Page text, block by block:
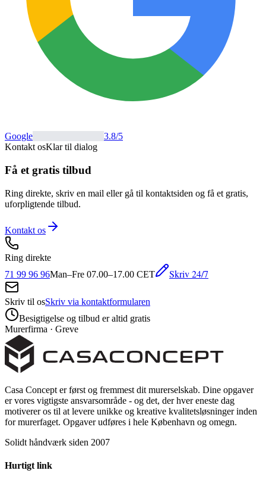
Google 3.8/5
Kontakt osKlar til dialog
Få et gratis tilbud
Ring direkte, skriv en mail eller gå til kontaktsiden og få et gratis,
uforpligtende tilbud.
Kontakt os
Ring direkte
71 99 96 96Man–Fre 07.00–17.00 CET Skriv 24/7
Skriv til osSkriv via kontaktformularen
Besigtigelse og tilbud er altid gratis
Murerfirma · Greve
Casa Concept er først og fremmest dit murerselskab. Dine opgaver
er vores vigtigste ansvarsområde - og det, der hver eneste dag
motiverer os til at levere unikke og kreative kvalitetsløsninger inden
for murerfaget. Opgaver udføres i hele København og omegn.
Solidt håndværk siden 2007
Hurtigt link